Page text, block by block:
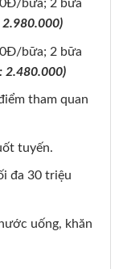
bữa; 2 bữa
2.980.000)
bữa; 2 bữa
2.480.000)
tham quan
tuyến.
đa 30 triệu
uống, khăn